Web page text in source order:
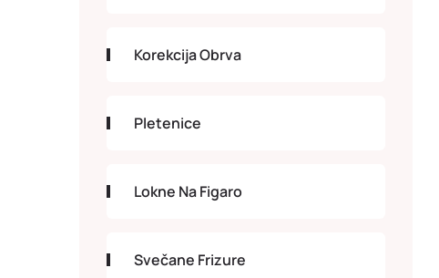
Korekcija Obrva
Pletenice
Lokne Na Figaro
Svečane Frizure